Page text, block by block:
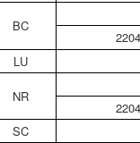
BC
2204
LU
NR
2204
SC